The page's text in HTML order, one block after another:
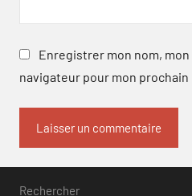
Enregistrer mon nom,
navigateur pour mon prochain
Rechercher